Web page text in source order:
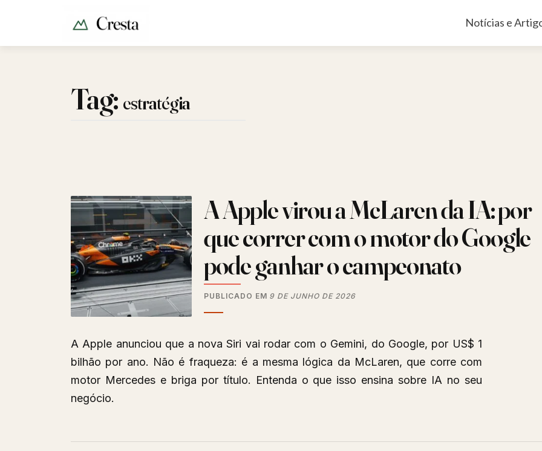
para
o
Notícias e
Tag: estratégia
A Apple virou a McLaren da IA: por
que correr com o motor do Google
pode ganhar o campeonato
PUBLICADO EM 9 DE JUNHO DE 2026
A Apple anunciou que a nova Siri vai rodar com o Gemini, do Google, por US$ 1
bilhão por ano. Não é fraqueza: é a mesma lógica da McLaren, que corre com
motor Mercedes e briga por título. Entenda o que isso ensina sobre IA no seu
negócio.